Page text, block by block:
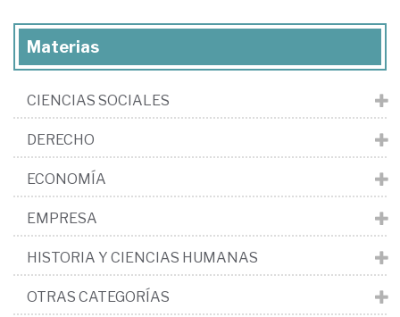
Materias
CIENCIAS SOCIALES
DERECHO
ECONOMÍA
EMPRESA
HISTORIA Y CIENCIAS HUMANAS
OTRAS CATEGORÍAS